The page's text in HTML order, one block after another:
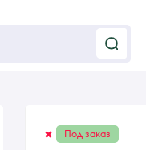
Под заказ